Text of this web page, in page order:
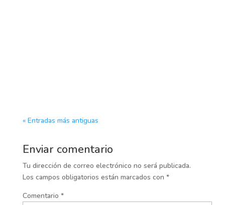
« Entradas más antiguas
Enviar comentario
Tu dirección de correo electrónico no será publicada.
Los campos obligatorios están marcados con *
Comentario *